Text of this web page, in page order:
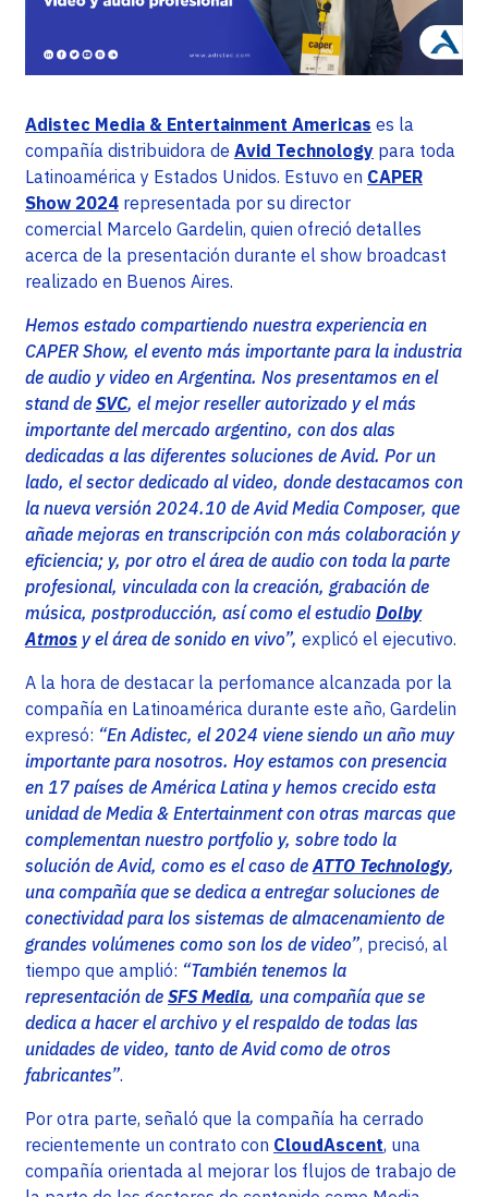
Adistec Media & Entertainment Americas es la
compañía distribuidora de Avid Technology para toda
Latinoamérica y Estados Unidos. Estuvo en CAPER
Show 2024 representada por su director
comercial Marcelo Gardelin, quien ofreció detalles
acerca de la presentación durante el show broadcast
realizado en Buenos Aires.
Hemos estado compartiendo nuestra experiencia en
CAPER Show, el evento más importante para la industria
de audio y video en Argentina. Nos presentamos en el
stand de SVC, el mejor reseller autorizado y el más
importante del mercado argentino, con dos alas
dedicadas a las diferentes soluciones de Avid. Por un
lado, el sector dedicado al video, donde destacamos con
la nueva versión 2024.10 de Avid Media Composer, que
añade mejoras en transcripción con más colaboración y
eficiencia; y, por otro el área de audio con toda la parte
profesional, vinculada con la creación, grabación de
música, postproducción, así como el estudio Dolby
Atmos y el área de sonido en vivo”, explicó el ejecutivo.
A la hora de destacar la perfomance alcanzada por la
compañía en Latinoamérica durante este año, Gardelin
expresó: “En Adistec, el 2024 viene siendo un año muy
importante para nosotros. Hoy estamos con presencia
en 17 países de América Latina y hemos crecido esta
unidad de Media & Entertainment con otras marcas que
complementan nuestro portfolio y, sobre todo la
solución de Avid, como es el caso deATTO Technology,
una compañía que se dedica a entregar soluciones de
conectividad para los sistemas de almacenamiento de
grandes volúmenes como son los de video”, precisó, al
tiempo que amplió: “También tenemos la
representación de SFS Media, una compañía que se
dedica a hacer el archivo y el respaldo de todas las
unidades de video, tanto de Avid como de otros
fabricantes”.
Por otra parte, señaló que la compañía ha cerrado
recientemente un contrato con CloudAscent, una
compañía orientada al mejorar los flujos de trabajo de